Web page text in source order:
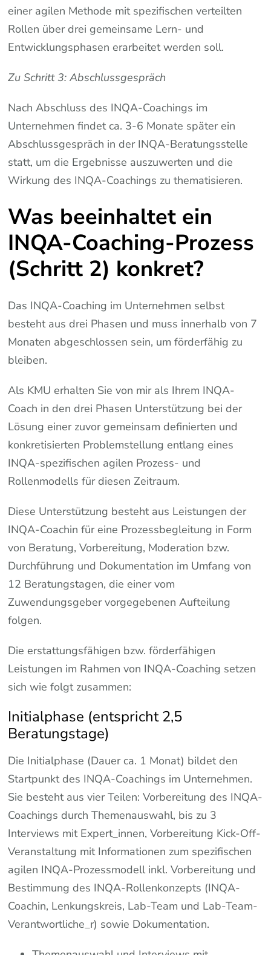
einer agilen Methode mit spezifischen verteilten
Rollen über drei gemeinsame Lern- und
Entwicklungsphasen erarbeitet werden soll.
Zu Schritt 3: Abschlussgespräch
Nach Abschluss des INQA-Coachings im
Unternehmen findet ca. 3-6 Monate später ein
Abschlussgespräch in der INQA-Beratungsstelle
statt, um die Ergebnisse auszuwerten und die
Wirkung des INQA-Coachings zu thematisieren.
Was beeinhaltet ein
INQA-Coaching-Prozess
(Schritt 2) konkret?
Das INQA-Coaching im Unternehmen selbst
besteht aus drei Phasen und muss innerhalb von 7
Monaten abgeschlossen sein, um förderfähig zu
bleiben.
Als KMU erhalten Sie von mir als Ihrem INQA-
Coach in den drei Phasen Unterstützung bei der
Lösung einer zuvor gemeinsam definierten und
konkretisierten Problemstellung entlang eines
INQA-spezifischen agilen Prozess- und
Rollenmodells für diesen Zeitraum.
Diese Unterstützung besteht aus Leistungen der
INQA-Coachin für eine Prozessbegleitung in Form
von Beratung, Vorbereitung, Moderation bzw.
Durchführung und Dokumentation im Umfang von
12 Beratungstagen, die einer vom
Zuwendungsgeber vorgegebenen Aufteilung
folgen.
Die erstattungsfähigen bzw. förderfähigen
Leistungen im Rahmen von INQA-Coaching setzen
sich wie folgt zusammen:
Initialphase (entspricht 2,5
Beratungstage)
Die Initialphase (Dauer ca. 1 Monat) bildet den
Startpunkt des INQA-Coachings im Unternehmen.
Sie besteht aus vier Teilen: Vorbereitung des INQA-
Coachings durch Themenauswahl, bis zu 3
Interviews mit Expert_innen, Vorbereitung Kick-Off-
Veranstaltung mit Informationen zum spezifischen
agilen INQA-Prozessmodell inkl. Vorbereitung und
Bestimmung des INQA-Rollenkonzepts (INQA-
Coachin, Lenkungskreis, Lab-Team und Lab-Team-
Verantwortliche_r) sowie Dokumentation.